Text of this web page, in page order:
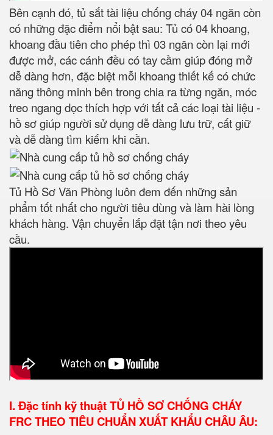
Bên cạnh đó, tủ sắt tài liệu chống cháy 04 ngăn còn
có những đặc điểm nổi bật sau: Tủ có 04 khoang,
khoang đầu tiên cho phép thì 03 ngăn còn lại mới
được mở, các cánh đều có tay cầm giúp đóng mở
dễ dàng hơn, đặc biệt mỗi khoang thiết kế có chức
năng thông minh bên trong chia ra từng ngăn, móc
treo ngang dọc thích hợp với tất cả các loại tài liệu -
hồ sơ giúp người sử dụng dễ dàng lưu trữ, cất giữ
và dễ dàng tìm kiếm khi cần.
Tủ Hồ Sơ Văn Phòng luôn đem đến những sản
phẩm tốt nhất cho người tiêu dùng và làm hài lòng
khách hàng. Vận chuyển lắp đặt tận nơi theo yêu
cầu.
I. Đặc tính kỹ thuậtTỦ HỒ SƠ CHỐNG CHÁY
FRC THEO TIÊU CHUẨN XUẤT KHẨU CHÂU ÂU: